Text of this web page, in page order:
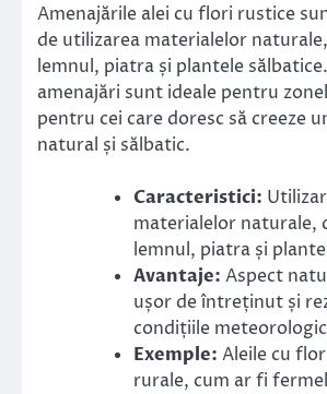
Amenajările alei cu flori rustice
de utilizarea materialelor
lemnul, piatra și plantele
amenajări sunt ideale pentru
pentru cei care doresc să creeze
natural și sălbatic.
Caracteristici:
materialelor naturale,
lemnul, piatra și
Avantaje: Aspect
ușor de întreținut și
condițiile
Exemple: Aleile cu
rurale, cum ar fi